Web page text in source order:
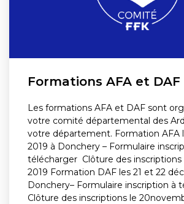
Formations AFA et DAF
Les formations AFA et DAF sont
votre comité départemental des
votre département. Formation AFA
2019 à Donchery – Formulaire
télécharger Clôture des inscriptions
2019 Formation DAF les 21 et 22
Donchery– Formulaire inscription à
Clôture des inscriptions le